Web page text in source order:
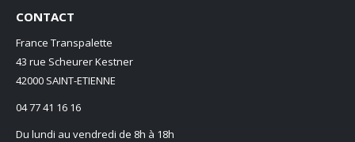
CONTACT
France Transpalette
43 rue Scheurer Kestner
42000 SAINT-ETIENNE
04 77 41 16 16
Du lundi au vendredi de 8h à 18h